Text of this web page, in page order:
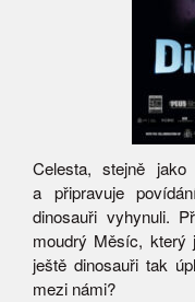
Celesta, stejně
a připravuje
dinosauři vyhynuli.
moudrý Měsíc, který
ještě dinosauři tak
mezi námi?